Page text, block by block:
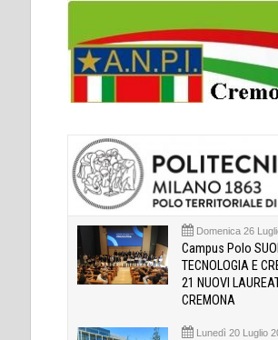
Domenica 26
Campus Polo
TECNOLOGIA E
21 NUOVI
CREMONA
Lunedì 20 Luglio